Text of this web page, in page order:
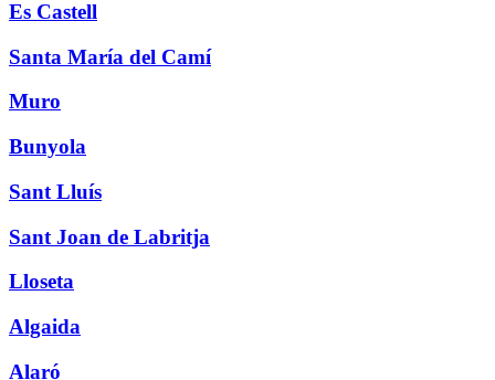
Es Castell
Santa María del Camí
Muro
Bunyola
Sant Lluís
Sant Joan de Labritja
Lloseta
Algaida
Alaró